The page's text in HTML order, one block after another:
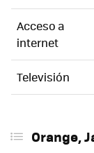
Acceso a
internet
Televisión
Orange,